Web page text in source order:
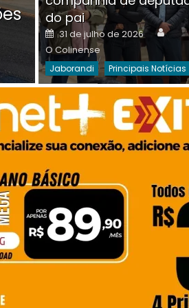
on
30 de julho de 2026 O
Destaques Da Semana
do pai
Posted
on
31 de julho de 2026
O Colinense
Jaborandi Principais Notícias